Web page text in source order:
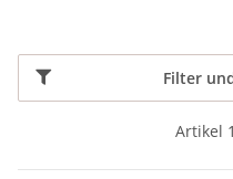
Filter
Artikel